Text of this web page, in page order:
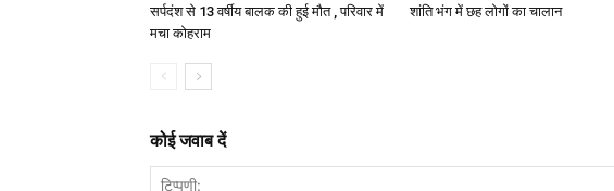
सर्पदंश से 13 वर्षीय बालक की हुई मौत , परिवार में
मचा कोहराम
शांति भंग में छह लोगों का चालान
कोई जवाब दें